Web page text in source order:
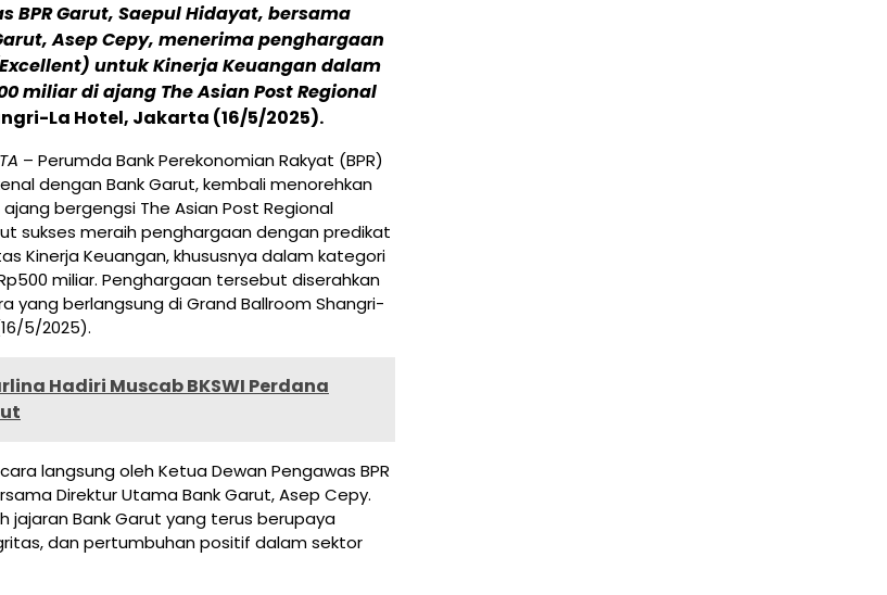
BPR Garut, Saepul Hidayat, bersama
Asep Cepy, menerima penghargaan
untuk Kinerja Keuangan dalam
miliar di ajang The Asian Post Regional
La Hotel, Jakarta (16/5/2025).
– Perumda Bank Perekonomian Rakyat (BPR)
dengan Bank Garut, kembali menorehkan
bergengsi The Asian Post Regional
sukses meraih penghargaan dengan predikat
Kinerja Keuangan, khususnya dalam kategori
miliar. Penghargaan tersebut diserahkan
yang berlangsung di Grand Ballroom Shangri-
5/2025).
Hadiri Muscab BKSWI Perdana
langsung oleh Ketua Dewan Pengawas BPR
Direktur Utama Bank Garut, Asep Cepy.
jajaran Bank Garut yang terus berupaya
dan pertumbuhan positif dalam sektor